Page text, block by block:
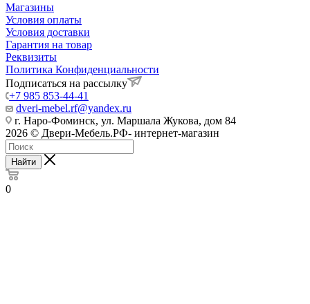
Магазины
Условия оплаты
Условия доставки
Гарантия на товар
Реквизиты
Политика Конфиденциальности
Подписаться на рассылку
+7 985 853-44-41
dveri-mebel.rf@yandex.ru
г. Наро-Фоминск, ул. Маршала Жукова, дом 84
2026 © Двери-Мебель.РФ- интернет-магазин
Найти
0